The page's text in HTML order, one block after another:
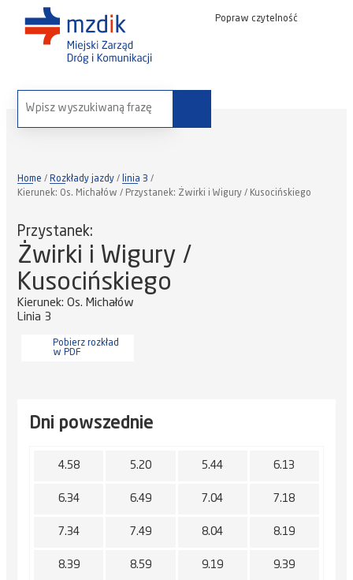
Popraw czytelność
wyszukaj na stronie:
Home Rozkłady jazdy
linia 3
Kierunek: Os. Michałów / Przystanek: Żwirki i Wigury / Kusocińskiego
Przystanek:
Żwirki i Wigury /
Kusocińskiego
Kierunek: Os. Michałów
Linia 3
Pobierz rozkład
w PDF
Dni powszednie
4.58 5.20 5.44 6.13
6.34 6.49 7.04 7.18
7.34 7.49 8.04 8.19
8.39 8.59 9.19 9.39